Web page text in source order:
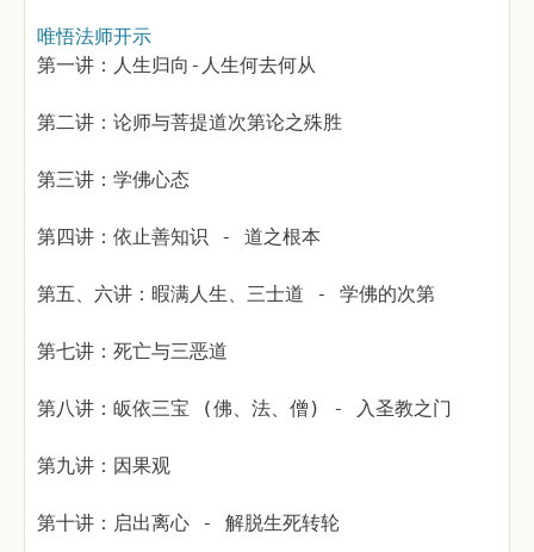
唯悟法师开示
第一讲：人生归向-人生何去何从
第二讲：论师与菩提道次第论之殊胜
第三讲：学佛心态
第四讲：依止善知识 - 道之根本
第五、六讲：暇满人生、三士道 - 学佛的次第
第七讲：死亡与三恶道
第八讲：皈依三宝 (佛、法、僧) - 入圣教之门
第九讲：因果观
第十讲：启出离心 - 解脱生死转轮